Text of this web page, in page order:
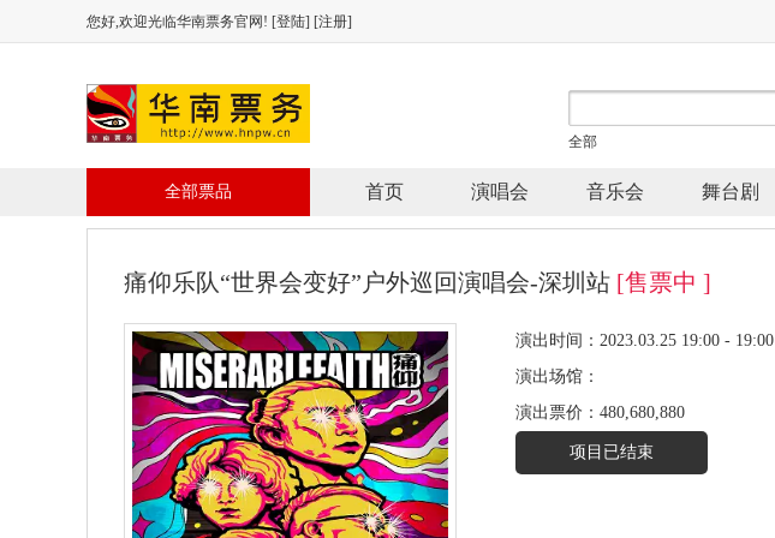
您好,欢迎光临华南票务官网! [登陆] [注册]
全部
全部票品 首页 演唱会 音乐会 舞台剧
痛仰乐队“世界会变好”户外巡回演唱会-深圳站 [售票中 ]
演出时间：2023.03.25 19:00 - 19:00
演出场馆：
演出票价： 480,680,880
项目已结束